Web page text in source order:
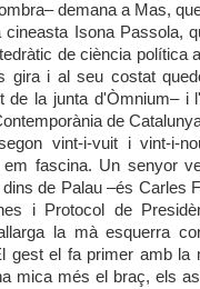
demana a Mas,
Isona Passola,
de ciència política
gira i al seu costat
de la junta d'Òmnium– i
de
vint-i-vuit i vint-i-
em fascina. Un senyor
de Palau –és Carles
i Protocol de
la mà esquerra
gest el fa primer amb la
mica més el braç, els